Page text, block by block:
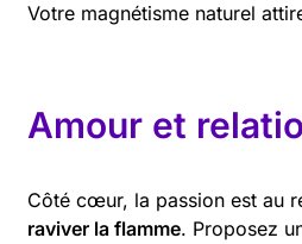
Votre magnétisme naturel
Amour et
Côté cœur, la passion est au
raviver la flamme. Proposez